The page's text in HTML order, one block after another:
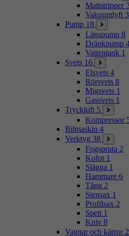
Mattstripper
Vakuumlyft 3
Pump 18
Länspump 8
Dränkpump
Vattentank 1
Svets 16
Elsvets 4
Rörsvets 8
Migsvets 1
Gassvets 1
Tryckluft 5
Kompressor
Bilmaskin 4
Verktyg 38
Fogspruta 2
Kofot 1
Slägga 1
Hammare 6
Tång 2
Stensax 1
Profilsax 2
Spett 1
Kniv 8
Vagnar och kärror